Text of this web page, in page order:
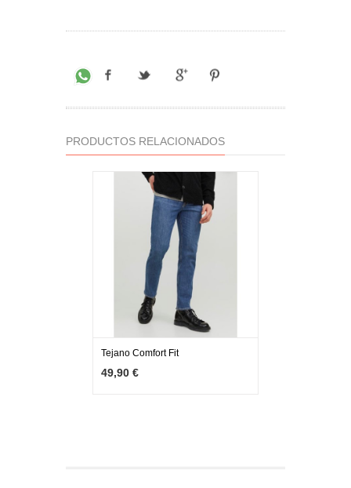
PRODUCTOS RELACIONADOS
VER OPCIONES
Tejano Comfort Fit
49,90 €